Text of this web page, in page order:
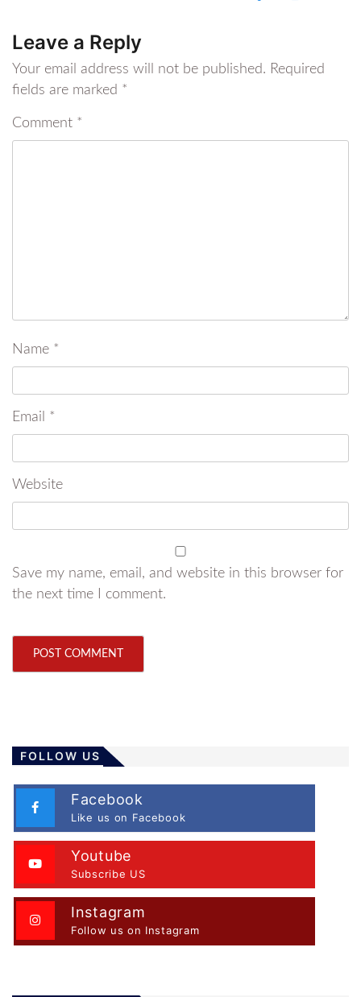
Leave a Reply
Your email address will not be published. Required
fields are marked *
Comment *
Name *
Email *
Website
Save my name, email, and website in this browser for
the next time I comment.
FOLLOW US
Facebook
Like us on Facebook
Youtube
Subscribe US
Instagram
Follow us on Instagram